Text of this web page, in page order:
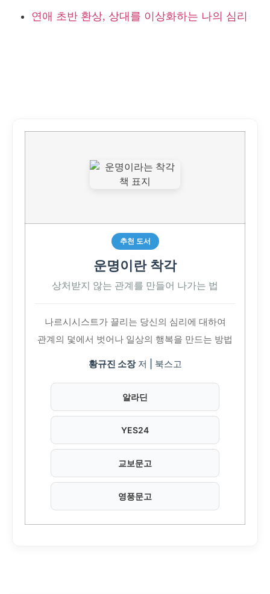
연애 초반 환상, 상대를 이상화하는 나의 심리
추천 도서
운명이란 착각
상처받지 않는 관계를 만들어 나가는 법
나르시시스트가 끌리는 당신의 심리에 대하여
관계의 덫에서 벗어나 일상의 행복을 만드는 방법
황규진 소장저 | 북스고
알라딘
YES24
교보문고
영풍문고